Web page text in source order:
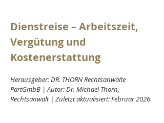
Dienstreise – Arbeitszeit,
Vergütung und
Kostenerstattung
Herausgeber: DR. THORN Rechtsanwälte
PartGmbB | Autor: Dr. Michael Thorn,
Rechtsanwalt | Zuletzt aktualisiert: Februar 2026